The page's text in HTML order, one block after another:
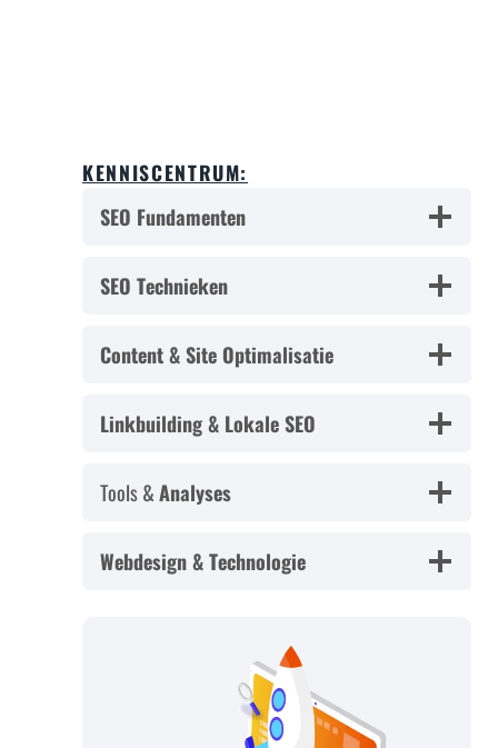
KENNISCENTRUM:
SEO Fundamenten
SEO Technieken
Content & Site Optimalisatie
Linkbuilding & Lokale SEO
Tools &Analyses
Webdesign & Technologie